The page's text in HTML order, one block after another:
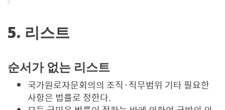
5. 리스트
순서가 없는 리스트
국가원로자문회의의 조직·직무범위 기타 필요한
사항은 법률로 정한다.